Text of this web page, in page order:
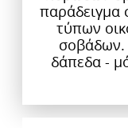
παράδειγμα
τύπων
σοβάδων.
δάπεδα -